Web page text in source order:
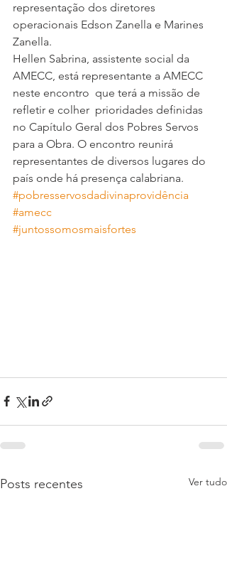
representação dos diretores
operacionais Edson Zanella e Marines
Zanella.
Hellen Sabrina, assistente social da
AMECC, está representante a AMECC
neste encontro  que terá a missão de
refletir e colher  prioridades definidas
no Capítulo Geral dos Pobres Servos
para a Obra. O encontro reunirá
representantes de diversos lugares do
país onde há presença calabriana.
#pobresservosdadivinaprovidência
#amecc
#juntossomosmaisfortes
Posts recentes Ver tudo